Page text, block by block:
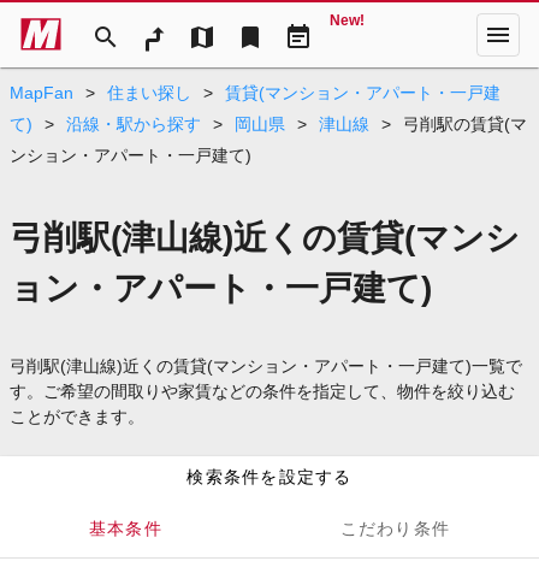
search map bookmark event_note
New! menu
MapFan > 住まい探し >
賃貸(マンション・アパート・一戸建
て)
> 沿線・駅から探す > 岡山県 > 津山線 >
弓削駅の賃貸(マ
ンション・アパート・一戸建て)
弓削駅(津山線)近くの賃貸(マンシ
ョン・アパート・一戸建て)
弓削駅(津山線)近くの賃貸(マンション・アパート・一戸建て)一覧で
す。ご希望の間取りや家賃などの条件を指定して、物件を絞り込む
ことができます。
検索条件を設定する
基本条件 こだわり条件